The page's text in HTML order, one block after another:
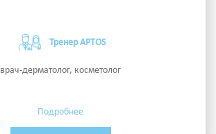
Тренер APTOS
врач-дерматолог, косметолог
Подробнее